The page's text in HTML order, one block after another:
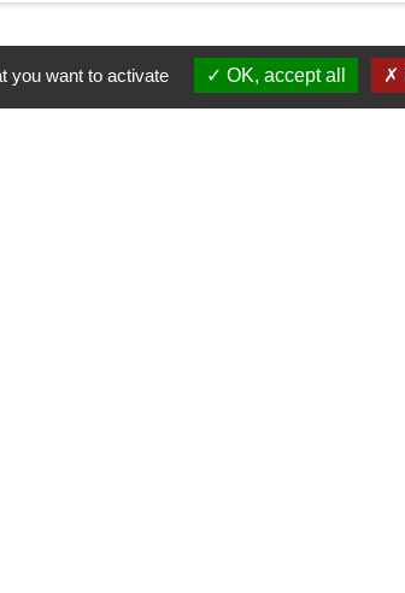
you want to activate OK, accept all